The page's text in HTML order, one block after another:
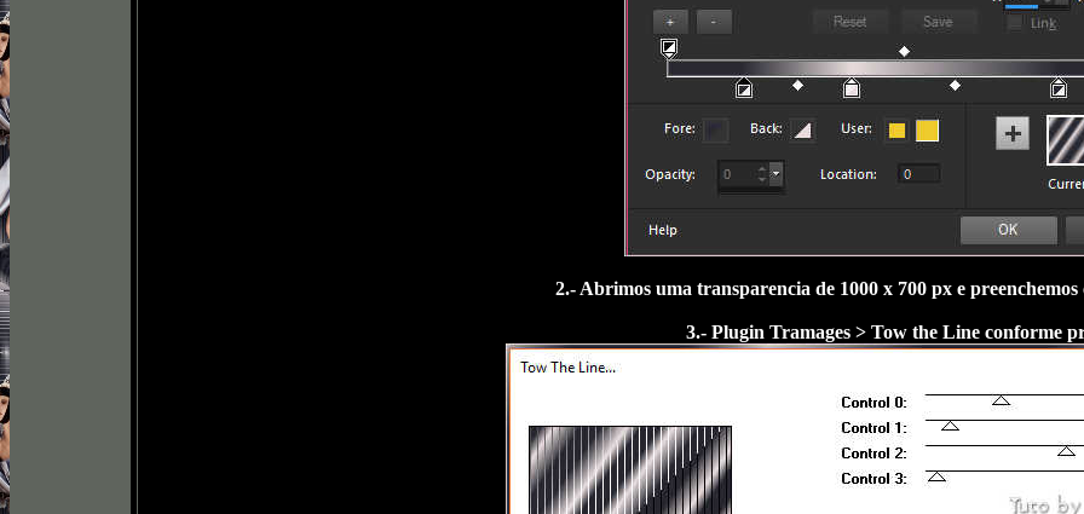
2.- Abrimos uma transparencia de 1000 x 700 px e preenchemos
3.- Plugin Tramages > Tow the Line conforme